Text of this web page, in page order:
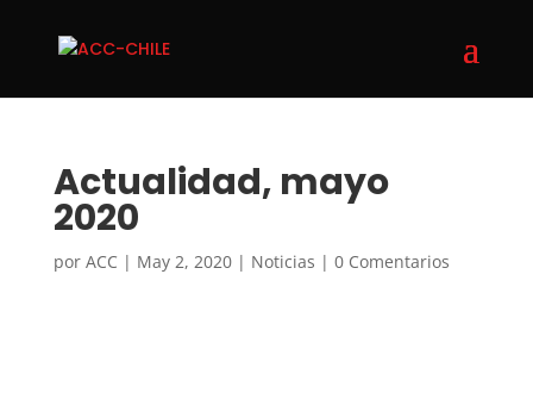
Actualidad, mayo
2020
por ACC | May 2, 2020| Noticias | 0 Comentarios